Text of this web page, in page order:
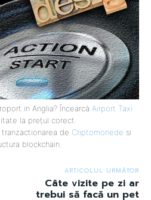
in Anglia? Încearcă Airport Taxi
la prețul corect.
de Criptomonede si
blockchain.
ARTICOLUL URMĂTOR
Câte vizite pe zi ar
trebui să facă un pet